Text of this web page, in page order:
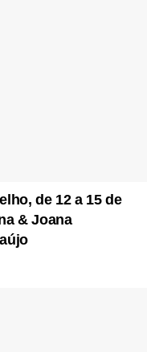
de 12 a 15 de
& Joana